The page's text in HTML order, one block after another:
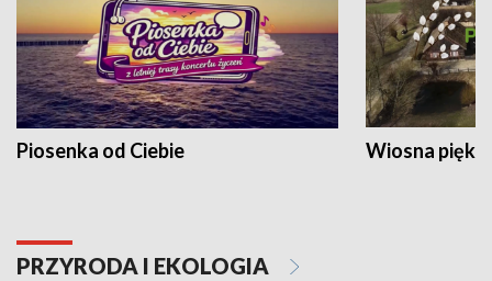
Piosenka od Ciebie Wiosna
PRZYRODA I EKOLOGIA